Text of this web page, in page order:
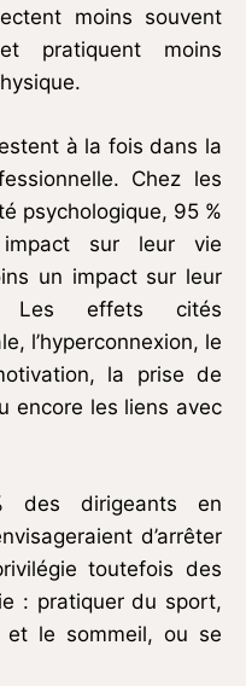
moins souvent
pratiquent moins
à la fois dans la
Chez les
psychologique, 95 %
sur leur vie
un impact sur leur
Les effets cités
l’hyperconnexion, le
la prise de
encore les liens avec
des dirigeants en
d’arrêter
toutefois des
: pratiquer du sport,
et le sommeil, ou se